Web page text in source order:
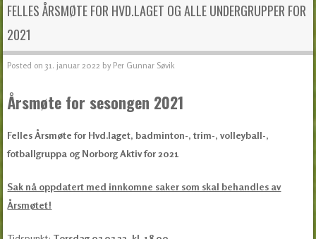
FELLES ÅRSMØTE FOR HVD.LAGET OG ALLE UNDERGRUPPER FOR
2021
Posted on31. januar 2022 by Per Gunnar Søvik
Årsmøte for sesongen 2021
Felles Årsmøte for Hvd.laget, badminton-, trim-, volleyball-,
fotballgruppa og Norborg Aktiv for 2021
Sak nå oppdatert med innkomne saker som skal behandles av
Årsmøtet!